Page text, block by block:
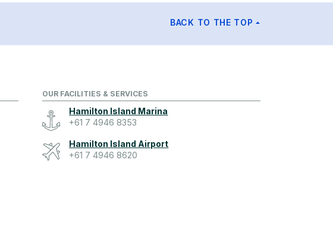
BACK TO THE TOP
OUR FACILITIES & SERVICES
Hamilton Island Marina
+61 7 4946 8353
Hamilton Island Airport
+61 7 4946 8620